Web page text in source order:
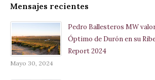
Mensajes recientes
Pedro Ballesteros MW
Óptimo de Durón en su
Report 2024
Mayo 30, 2024